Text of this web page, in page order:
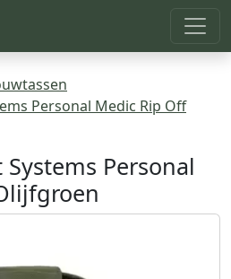
Personal Medic Rip Off
Personal